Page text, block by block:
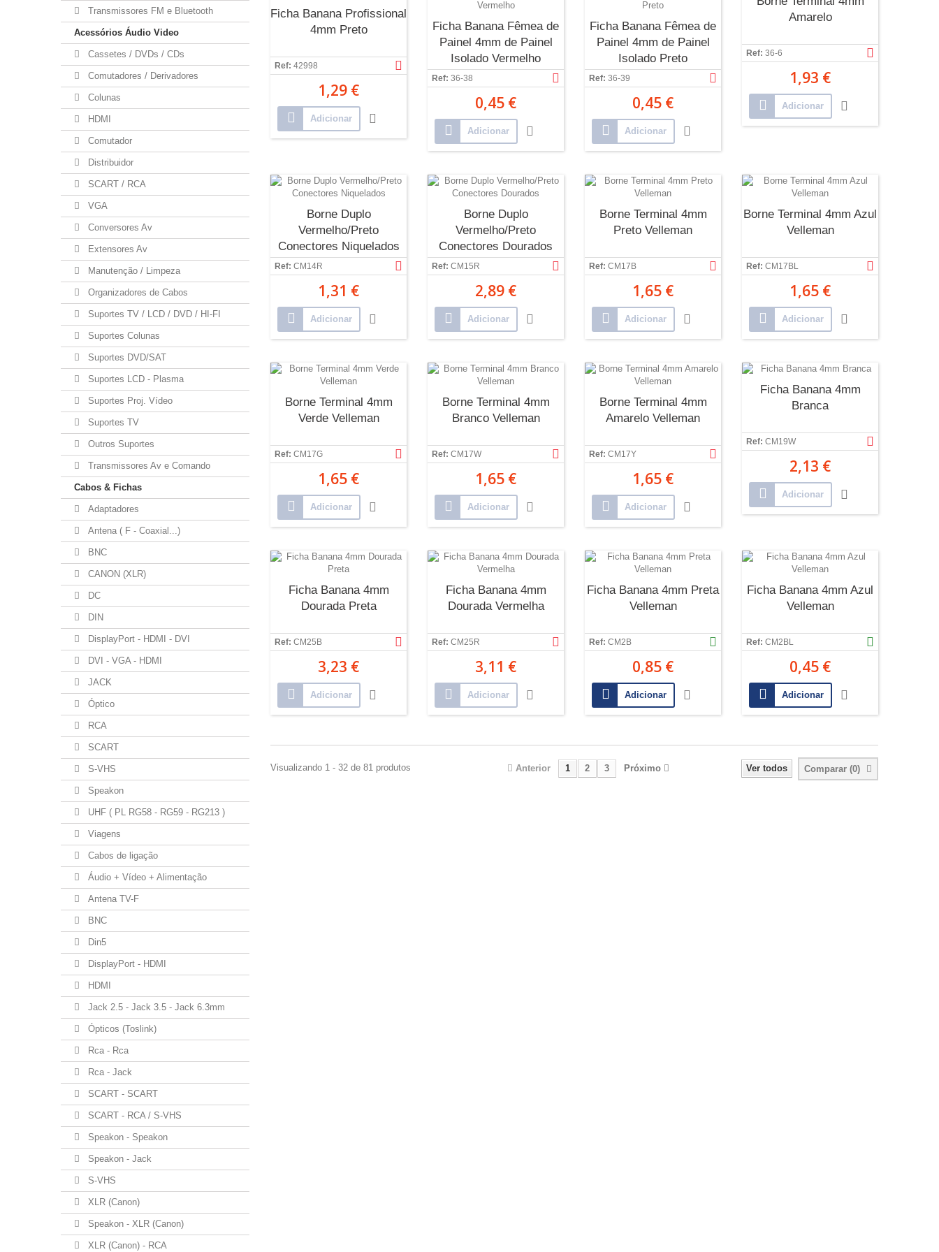
Transmissores FM e Bluetooth
Acessórios Áudio Video
Cassetes / DVDs / CDs
Comutadores / Derivadores
Colunas
HDMI
Comutador
Distribuidor
SCART / RCA
VGA
Conversores Av
Extensores Av
Manutenção / Limpeza
Organizadores de Cabos
Suportes TV / LCD / DVD / HI-FI
Suportes Colunas
Suportes DVD/SAT
Suportes LCD - Plasma
Suportes Proj. Vídeo
Suportes TV
Outros Suportes
Transmissores Av e Comando
Cabos & Fichas
Adaptadores
Antena ( F - Coaxial...)
BNC
CANON (XLR)
DC
DIN
DisplayPort - HDMI - DVI
DVI - VGA - HDMI
JACK
Óptico
RCA
SCART
S-VHS
Speakon
UHF ( PL RG58 - RG59 - RG213 )
Viagens
Cabos de ligação
Áudio + Vídeo + Alimentação
Antena TV-F
BNC
Din5
DisplayPort - HDMI
HDMI
Jack 2.5 - Jack 3.5 - Jack 6.3mm
Ópticos (Toslink)
Rca - Rca
Rca - Jack
SCART - SCART
SCART - RCA / S-VHS
Speakon - Speakon
Speakon - Jack
S-VHS
XLR (Canon)
Speakon - XLR (Canon)
XLR (Canon) - RCA
Ficha Banana Profissional
4mm Preto
Ref: 42998
1,29 €
Adicionar
Ficha Banana Fêmea de
Painel 4mm de Painel
Isolado Vermelho
Ref: 36-38
0,45 €
Adicionar
Ficha Banana Fêmea de
Painel 4mm de Painel
Isolado Preto
Ref: 36-39
0,45 €
Adicionar
Amarelo
Ref: 36-6
1,93 €
Adicionar
Borne Duplo
Vermelho/Preto
Conectores Niquelados
Ref: CM14R
1,31 €
Adicionar
Borne Duplo
Vermelho/Preto
Conectores Dourados
Ref: CM15R
2,89 €
Adicionar
Borne Terminal 4mm
Preto Velleman
Ref: CM17B
1,65 €
Adicionar
Borne Terminal 4mm Azul
Velleman
Ref: CM17BL
1,65 €
Adicionar
Borne Terminal 4mm
Verde Velleman
Ref: CM17G
1,65 €
Adicionar
Borne Terminal 4mm
Branco Velleman
Ref: CM17W
1,65 €
Adicionar
Borne Terminal 4mm
Amarelo Velleman
Ref: CM17Y
1,65 €
Adicionar
Ficha Banana 4mm
Branca
Ref: CM19W
2,13 €
Adicionar
Ficha Banana 4mm
Dourada Preta
Ref: CM25B
3,23 €
Adicionar
Ficha Banana 4mm
Dourada Vermelha
Ref: CM25R
3,11 €
Adicionar
Ficha Banana 4mm Preta
Velleman
Ref: CM2B
0,85 €
Adicionar
Ficha Banana 4mm Azul
Velleman
Ref: CM2BL
0,45 €
Adicionar
Comparar (0)
Visualizando 1 - 32 de 81 produtos Ver todos
Anterior 1 2 3 Próximo